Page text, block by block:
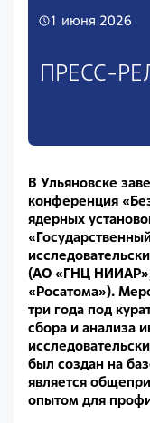
1 июня 2026
ПРЕСС-
В Ульяновске
конференция
ядерных
(АО «ГНЦ НИИАР»,
«Росатома»).
три года под
сбора и анализа
был создан на
является
опытом для